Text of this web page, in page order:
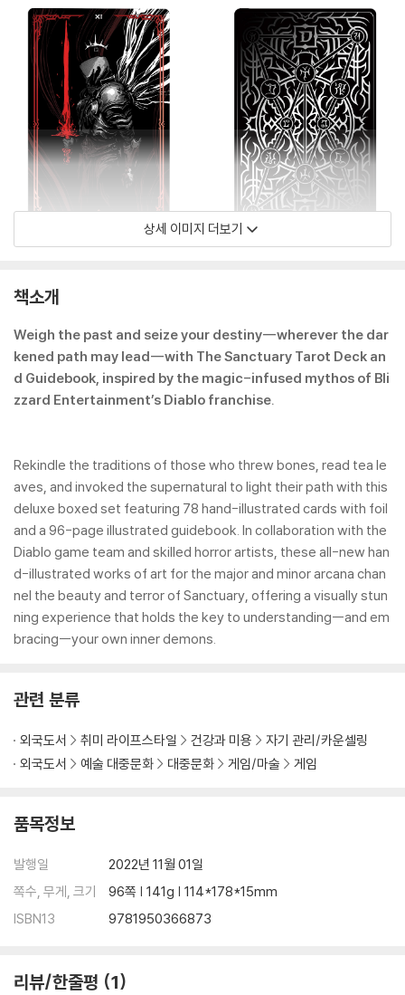
상세 이미지 더보기
책소개
Weigh the past and seize your destiny--wherever the dar
kened path may lead--with The Sanctuary Tarot Deck an
d Guidebook, inspired by the magic-infused mythos of Bli
zzard Entertainment’s Diablo franchise.
Rekindle the traditions of those who threw bones, read tea le
aves, and invoked the supernatural to light their path with this
deluxe boxed set featuring 78 hand-illustrated cards with foil
and a 96-page illustrated guidebook. In collaboration with the
Diablo game team and skilled horror artists, these all-new han
d-illustrated works of art for the major and minor arcana chan
nel the beauty and terror of Sanctuary, offering a visually stun
ning experience that holds the key to understanding--and em
bracing--your own inner demons.
관련 분류
외국도서 취미 라이프스타일 건강과 미용
자기 관리/카운셀링
외국도서
예술 대중문화 대중문화 게임/마술 게임
품목정보
발행일
2022년 11월 01일
쪽수, 무게, 크기
96쪽 | 141g | 114*178*15mm
ISBN13
9781950366873
리뷰/한줄평 1